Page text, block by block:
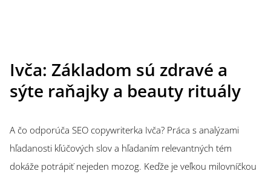
Ivča: Základom sú zdravé a
sýte raňajky a beauty rituály
A čo odporúča SEO copywriterka Ivča? Práca s analýzami
hľadanosti kľúčových slov a hľadaním relevantných tém
dokáže potrápiť nejeden mozog. Keďže je veľkou milovníčkou